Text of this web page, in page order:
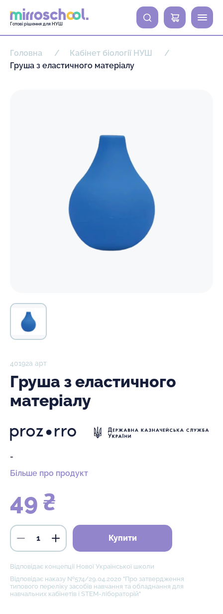
Готові рішення для НУШ
0
Головна
Кабінет біології НУШ
Груша з еластичного матеріалу
40192а арт
Груша з еластичного
матеріалу
-
Більше про продукт
49 ₴
Купити
Відповідає концепції Нової Української школи
Відповідає наказу №574/29.04.2020 "Про затвердження
типового переліку засобів навчання та обладнання для
навчальних кабінетів і STEM-лібораторій"